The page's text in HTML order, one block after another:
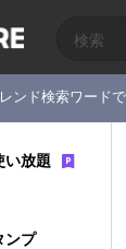
レンド検索ワード
い放題
ンプ